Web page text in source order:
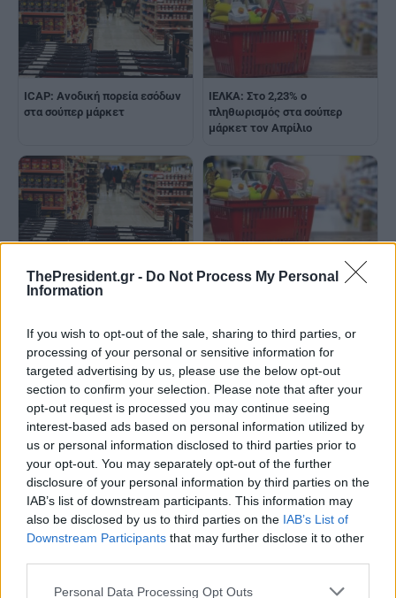
ThePresident.gr - Do Not Process My Personal
Information
If you wish to opt-out of the sale, sharing to third parties, or
processing of your personal or sensitive information for
targeted advertising by us, please use the below opt-out
section to confirm your selection. Please note that after your
opt-out request is processed you may continue seeing
interest-based ads based on personal information utilized by
us or personal information disclosed to third parties prior to
your opt-out. You may separately opt-out of the further
disclosure of your personal information by third parties on the
IAB’s list of downstream participants. This information may
also be disclosed by us to third parties on the IAB’s List of
Downstream Participants that may further disclose it to other
Personal Data Processing Opt Outs
ICAP: Ανοδική πορεία εσόδων
στα σούπερ μάρκετ
ΙΕΛΚΑ: Στο 2,23% ο
πληθωρισμός στα σούπερ
μάρκετ τον Απρίλιο
NielsenIQ: Αύξηση στις
πωλήσεις των σούπερ μάρκετ
Έρευνα: Άνοδος στις πωλήσεις
των σούπερ μάρκετ με οδηγό
Σούπερ μάρκετ: Αυξημένος ο
τζίρος το πρώτο δίμηνο του
2026 – Επιφυλακτικός ο
ΕΛΣΤΑΤ: Αύξηση 2% σημείωσε
πέρυσι ο τζίρος των
επιχειρήσεων του λιανικού